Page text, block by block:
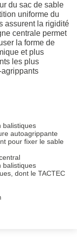
du sac de sable
uniforme du
assurent la rigidité
centrale permet
la forme de
et plus
les plus
balistiques
autoagrippante
pour fixer le sable
balistiques
dont le TACTEC